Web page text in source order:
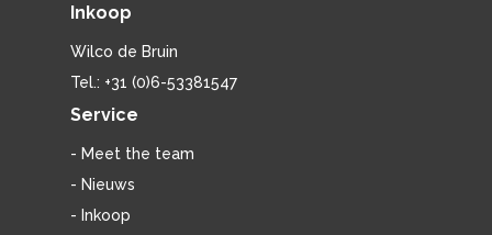
Inkoop
Wilco de Bruin
Tel.: +31 (0)6-53381547
Service
- Meet the team
- Nieuws
- Inkoop